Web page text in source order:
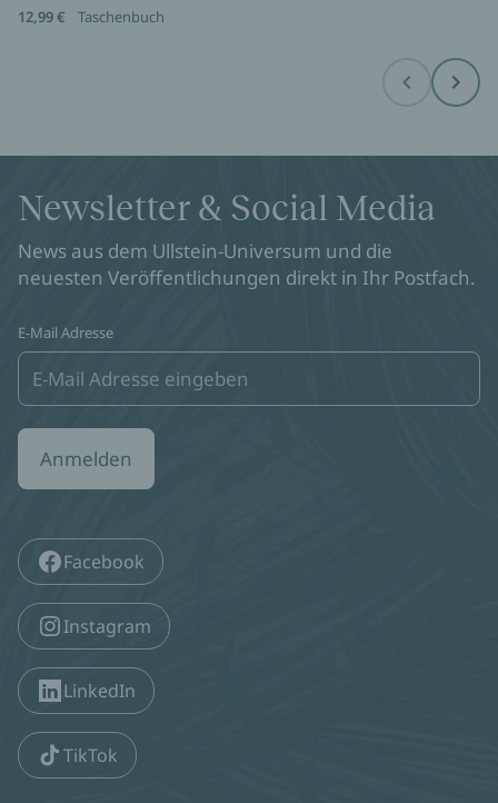
12,99 €
Taschenbuch
Before Next
Newsletter & Social Media
News aus dem Ullstein-Universum und die
neuesten Veröffentlichungen direkt in Ihr Postfach.
E-Mail Adresse
Anmelden
Facebook
Instagram
LinkedIn
TikTok